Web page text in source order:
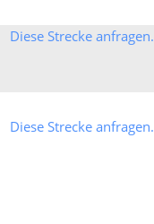
Diese Strecke anfragen.
Diese Strecke anfragen.